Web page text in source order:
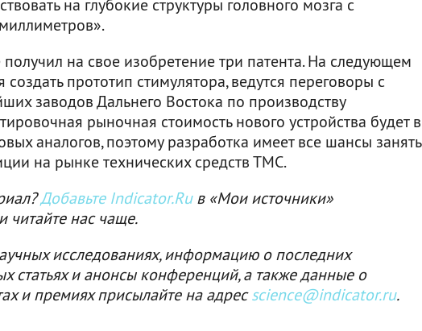
на глубокие структуры головного мозга с
на свое изобретение три патента. На следующем
создать прототип стимулятора, ведутся переговоры с
заводов Дальнего Востока по производству
рыночная стоимость нового устройства будет в
аналогов, поэтому разработка имеет все шансы занять
на рынке технических средств ТМС.
Добавьте Indicator.Ruв «Мои источники»
читайте нас чаще.
исследованиях, информацию о последних
статьях и анонсы конференций, а также данные о
и премиях присылайте на адресscience@indicator.ru.